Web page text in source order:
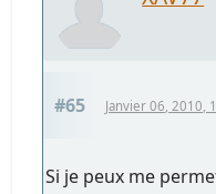
#65 Janvier 06, 2010,
Si je peux me